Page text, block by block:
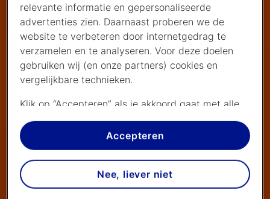
relevante informatie en gepersonaliseerde
advertenties zien. Daarnaast proberen we de
website te verbeteren door internetgedrag te
verzamelen en te analyseren. Voor deze doelen
gebruiken wij (en onze partners) cookies en
vergelijkbare technieken.
Klik op “Accepteren” als je akkoord gaat met alle
cookies. Kies je voor “Nee, liever niet”, dan
plaatsen we alleen strikt noodzakelijke cookies om
de website goed te laten werken. Dat betekent
dat we geen vormen van personalisatie
toepassen.
Accepteren
Nee, liever niet